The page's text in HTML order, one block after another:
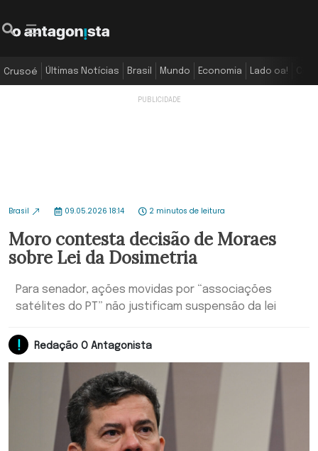
Crusoé Últimas Notícias Brasil Mundo Economia Lado oa!
Brasil 09.05.2026 18:14 2 minutos de leitura
Moro contesta decisão de Moraes
sobre Lei da Dosimetria
Para senador, ações movidas por “associações
satélites do PT” não justificam suspensão da lei
Redação O Antagonista